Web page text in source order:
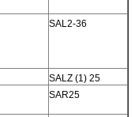
SAL2-36
SALZ (1) 25
SAR25